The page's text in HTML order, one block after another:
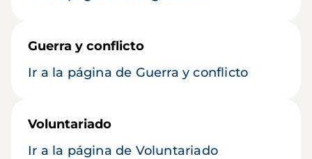
Guerra y conflicto
Ir a la página de Guerra y conflicto
Voluntariado
Ir a la página de Voluntariado